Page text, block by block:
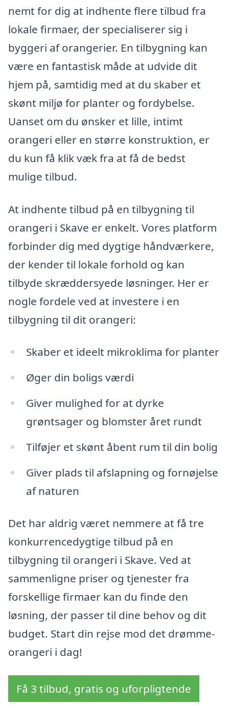
nemt for dig at indhente flere tilbud fra
lokale firmaer, der specialiserer sig i
byggeri af orangerier. En tilbygning kan
være en fantastisk måde at udvide dit
hjem på, samtidig med at du skaber et
skønt miljø for planter og fordybelse.
Uanset om du ønsker et lille, intimt
orangeri eller en større konstruktion, er
du kun få klik væk fra at få de bedst
mulige tilbud.
At indhente tilbud på en tilbygning til
orangeri i Skave er enkelt. Vores platform
forbinder dig med dygtige håndværkere,
der kender til lokale forhold og kan
tilbyde skræddersyede løsninger. Her er
nogle fordele ved at investere i en
tilbygning til dit orangeri:
Skaber et ideelt mikroklima for planter
Øger din boligs værdi
Giver mulighed for at dyrke
grøntsager og blomster året rundt
Tilføjer et skønt åbent rum til din bolig
Giver plads til afslapning og fornøjelse
af naturen
Det har aldrig været nemmere at få tre
konkurrencedygtige tilbud på en
tilbygning til orangeri i Skave. Ved at
sammenligne priser og tjenester fra
forskellige firmaer kan du finde den
løsning, der passer til dine behov og dit
budget. Start din rejse mod det drømme-
orangeri i dag!
Få 3 tilbud, gratis og uforpligtende